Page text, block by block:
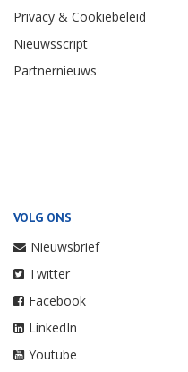
Privacy & Cookiebeleid
Nieuwsscript
Partnernieuws
VOLG ONS
Nieuwsbrief
Twitter
Facebook
LinkedIn
Youtube